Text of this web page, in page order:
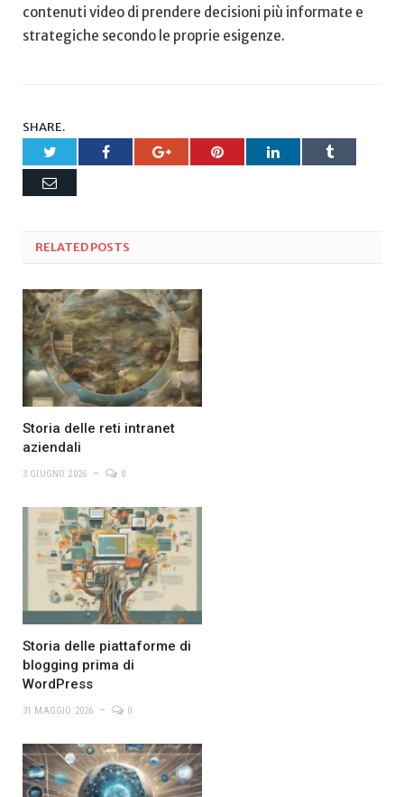
contenuti ​video di prendere decisioni più informate e
strategiche secondo le ⁤proprie esigenze.
SHARE.
Twitter Facebook Google+Pinterest LinkedIn Tumblr
Email
RELATEDPOSTS
Storia delle reti intranet
aziendali
3 GIUGNO 2026 0
Storia delle piattaforme di
blogging prima di
WordPress
31 MAGGIO 2026 0